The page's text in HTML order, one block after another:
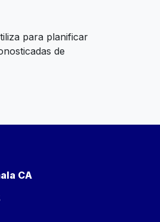
para planificar
de
CA